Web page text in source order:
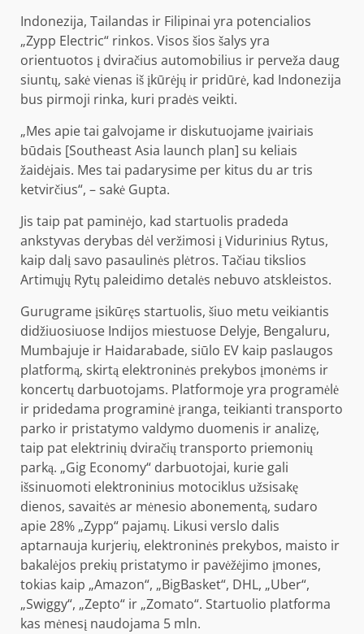
Indonezija, Tailandas ir Filipinai yra potencialios
„Zypp Electric“ rinkos. Visos šios šalys yra
orientuotos į dviračius automobilius ir perveža daug
siuntų, sakė vienas iš įkūrėjų ir pridūrė, kad Indonezija
bus pirmoji rinka, kuri pradės veikti.
„Mes apie tai galvojame ir diskutuojame įvairiais
būdais [Southeast Asia launch plan] su keliais
žaidėjais. Mes tai padarysime per kitus du ar tris
ketvirčius“, – sakė Gupta.
Jis taip pat paminėjo, kad startuolis pradeda
ankstyvas derybas dėl veržimosi į Vidurinius Rytus,
kaip dalį savo pasaulinės plėtros. Tačiau tikslios
Artimųjų Rytų paleidimo detalės nebuvo atskleistos.
Gurugrame įsikūręs startuolis, šiuo metu veikiantis
didžiuosiuose Indijos miestuose Delyje, Bengaluru,
Mumbajuje ir Haidarabade, siūlo EV kaip paslaugos
platformą, skirtą elektroninės prekybos įmonėms ir
koncertų darbuotojams. Platformoje yra programėlė
ir pridedama programinė įranga, teikianti transporto
parko ir pristatymo valdymo duomenis ir analizę,
taip pat elektrinių dviračių transporto priemonių
parką. „Gig Economy“ darbuotojai, kurie gali
išsinuomoti elektroninius motociklus užsisakę
dienos, savaitės ar mėnesio abonementą, sudaro
apie 28% „Zypp“ pajamų. Likusi verslo dalis
aptarnauja kurjerių, elektroninės prekybos, maisto ir
bakalėjos prekių pristatymo ir pavėžėjimo įmones,
tokias kaip „Amazon“, „BigBasket“, DHL, „Uber“,
„Swiggy“, „Zepto“ ir „Zomato“. Startuolio platforma
kas mėnesį naudojama 5 mln.